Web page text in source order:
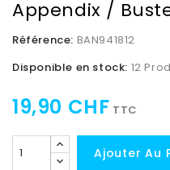
Appendix /
Référence: BAN941812
Disponible en stock: 12
19,90 CHF TTC
Ajouter Au